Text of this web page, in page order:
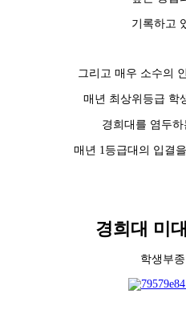
기록하고
그리고 매우 소수의
매년 최상위등급 학
경희대를 염두
매년 1등급대의 입결
경희대 미
학생부